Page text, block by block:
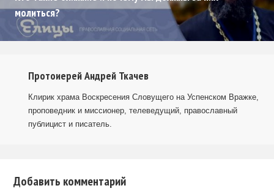
молиться?
Протоиерей Андрей Ткачев
Клирик храма Воскресения Словущего на Успенском Вражке,
проповедник и миссионер, телеведущий, православный
публицист и писатель.
Добавить комментарий